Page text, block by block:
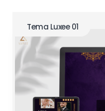
Tema Luxee 01